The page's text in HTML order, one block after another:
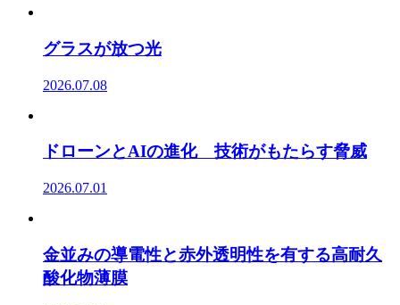
グラスが放つ光
2026.07.08
ドローンとAIの進化 技術がもたらす脅威
2026.07.01
金並みの導電性と赤外透明性を有する高耐久
酸化物薄膜